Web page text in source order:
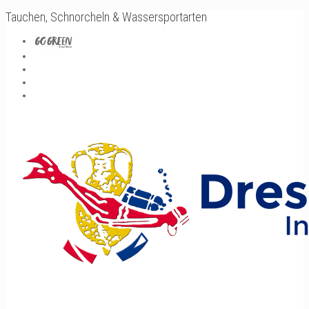
Tauchen, Schnorcheln & Wassersportarten